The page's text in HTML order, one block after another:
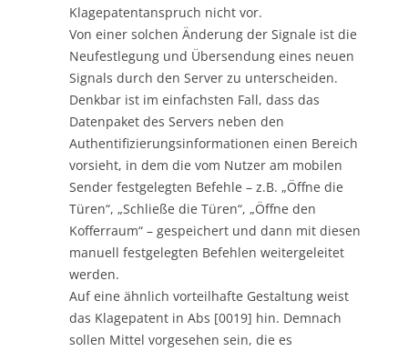
Klagepatentanspruch nicht vor.
Von einer solchen Änderung der Signale ist die
Neufestlegung und Übersendung eines neuen
Signals durch den Server zu unterscheiden.
Denkbar ist im einfachsten Fall, dass das
Datenpaket des Servers neben den
Authentifizierungsinformationen einen Bereich
vorsieht, in dem die vom Nutzer am mobilen
Sender festgelegten Befehle – z.B. „Öffne die
Türen“, „Schließe die Türen“, „Öffne den
Kofferraum“ – gespeichert und dann mit diesen
manuell festgelegten Befehlen weitergeleitet
werden.
Auf eine ähnlich vorteilhafte Gestaltung weist
das Klagepatent in Abs [0019] hin. Demnach
sollen Mittel vorgesehen sein, die es